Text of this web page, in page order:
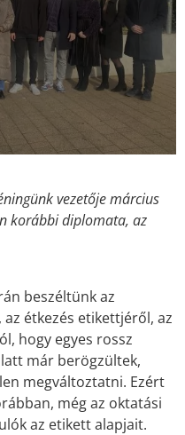
vezetője március
korábbi diplomata, az
beszéltünk az
étkezés etikettjéről, az
hogy egyes rossz
már berögzültek,
megváltoztatni. Ezért
még az oktatási
az etikett alapjait.